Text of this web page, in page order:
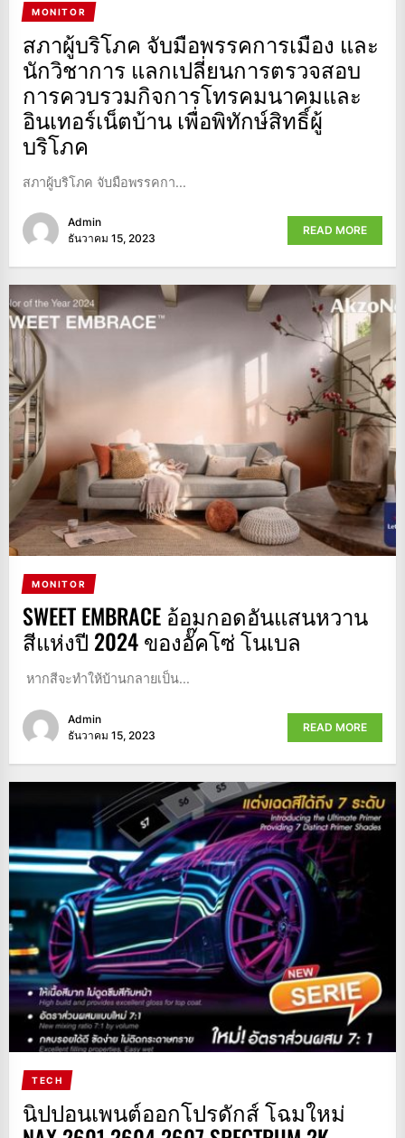
MONITOR
สภาผู้บริโภค จับมือพรรคการเมือง และ
นักวิชาการ แลกเปลี่ยนการตรวจสอบ
การควบรวมกิจการโทรคมนาคมและ
อินเทอร์เน็ตบ้าน เพื่อพิทักษ์สิทธิ์ผู้
บริโภค
สภาผู้บริโภค จับมือพรรคกา...
Admin
ธันวาคม 15, 2023
READ MORE
MONITOR
SWEET EMBRACE อ้อมกอดอันแสนหวาน
สีแห่งปี 2024 ของอั๊คโซ่ โนเบล
หากสีจะทำให้บ้านกลายเป็น...
Admin
ธันวาคม 15, 2023
READ MORE
TECH
นิปปอนเพนต์ออกโปรดักส์ โฉมใหม่